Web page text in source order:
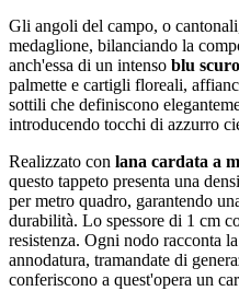
Gli angoli del campo, o
medaglione, bilanciando la
anch'essa di un intenso blu scuro
palmette e cartigli floreali,
sottili che definiscono
introducendo tocchi di azzurro
Realizzato con lana cardata a
questo tappeto presenta una
per metro quadro, garantendo
durabilità. Lo spessore di 1 cm
resistenza. Ogni nodo racconta
annodatura, tramandate di
conferiscono a quest'opera un